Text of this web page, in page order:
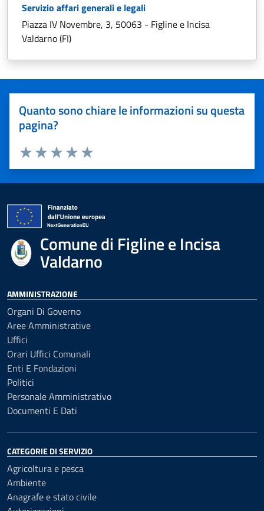
Servizio affari generali e legali
Piazza IV Novembre, 3, 50063 - Figline e Incisa
Valdarno (FI)
Quanto sono chiare le informazioni su questa
pagina?
Valuta 5 stelle su 5
Valuta 4 stelle su 5
Valuta 3 stelle su 5
Valuta 2 stelle su 5
Valuta 1 stelle su 5
Comune di Figline e Incisa
Valdarno
AMMINISTRAZIONE
Organi Di Governo
Aree Amministrative
Uffici
Orari Uffici Comunali
Enti E Fondazioni
Politici
Personale Amministrativo
Documenti E Dati
CATEGORIE DI SERVIZIO
Agricoltura e pesca
Ambiente
Anagrafe e stato civile